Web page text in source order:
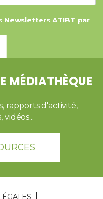
Newsletters ATIBT par
MÉDIATHÈQUE
rapports d'activité,
vidéos...